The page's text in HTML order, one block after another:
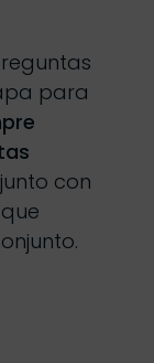
para
con